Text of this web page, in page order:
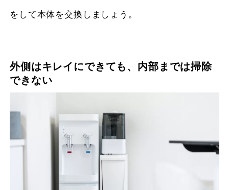
をして本体を交換しましょう。
外側はキレイにできても、内部までは掃除
できない